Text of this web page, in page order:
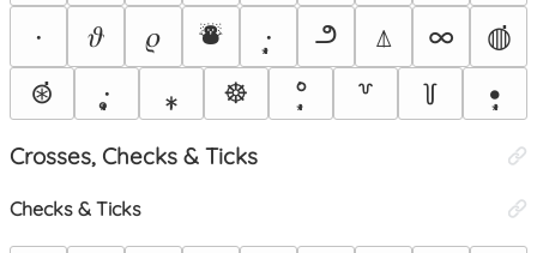
·
𝜗 𝜚 ⛇ ·̩̩͙ ౨ ⍋ ∞
◍̇̇̇
⊛̇̇̇̇
·̩̩̥͙ ⁎̩ ☸︎ °̩̩͙̇ ꒷ ꒦ •̩̩͙
Crosses, Checks & Ticks
Checks & Ticks